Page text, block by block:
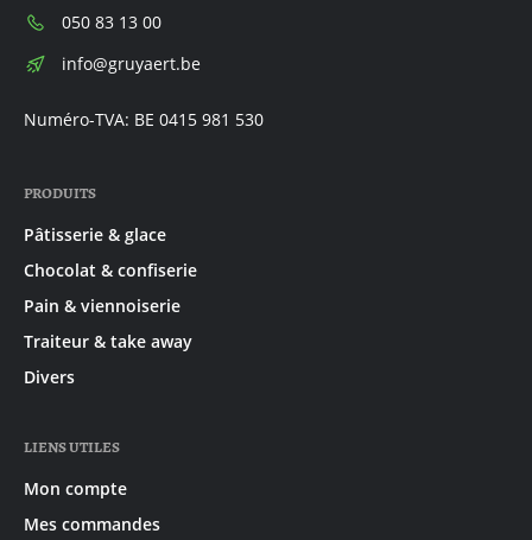
Téléphone:
050 83 13 00
E-
info@gruyaert.be
Numéro-TVA: BE 0415 981 530
PRODUITS
Pâtisserie & glace
Chocolat & confiserie
Pain & viennoiserie
Traiteur & take away
Divers
LIENS UTILES
Mon compte
Mes commandes